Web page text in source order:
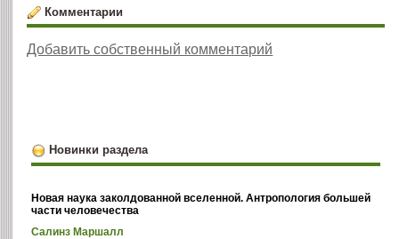
Комментарии
Добавить собственный комментарий
Новинки раздела
Новая наука заколдованной вселенной. Антропология большей
части человечества
Салинз Маршалл